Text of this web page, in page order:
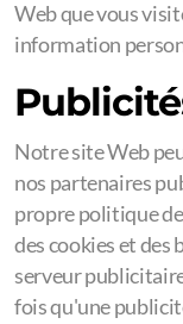
Web que vous
information
Notre site Web
nos partenaires
propre politique
des cookies et des
serveur
fois qu'une